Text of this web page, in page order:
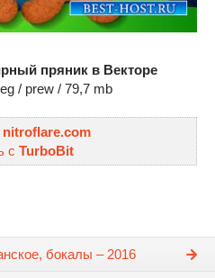
пряник в Векторе
/ prew / 79,7 mb
nitroflare.com
с TurboBit
бокалы – 2016